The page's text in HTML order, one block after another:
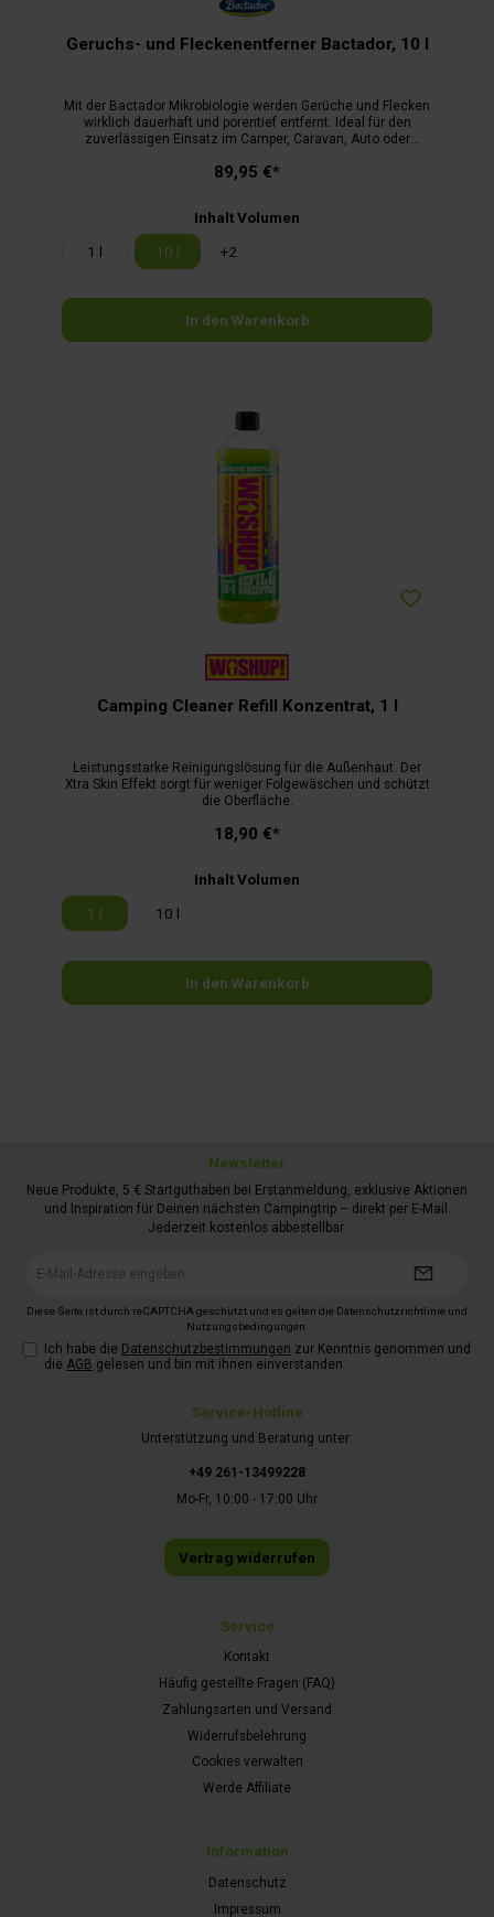
Geruchs- und Fleckenentferner Bactador, 10 l
Mit der Bactador Mikrobiologie werden Gerüche und Flecken
wirklich dauerhaft und porentief entfernt. Ideal für den
zuverlässigen Einsatz im Camper, Caravan, Auto oder
Geruchsentfernung durch natürliche Bactador
Reinigernangenehmer Frischeduftdermatologisch mit „Sehr
89,95 €*
Inhalt Volumen
1 l
10 l +2
In den Warenkorb
Camping Cleaner Refill Konzentrat, 1 l
Leistungsstarke Reinigungslösung für die Außenhaut. Der
Xtra Skin Effekt sorgt für weniger Folgewäschen und schützt
die Oberfläche.
18,90 €*
Inhalt Volumen
1 l
10 l
In den Warenkorb
Service-Hotline
Unterstützung und Beratung unter:
+49 261-13499228
Mo-Fr, 10:00 - 17:00 Uhr
Vertrag widerrufen
Service
Kontakt
Häufig gestellte Fragen (FAQ)
Zahlungsarten und Versand
Widerrufsbelehrung
Cookies verwalten
Werde Affiliate
Information
Datenschutz
Impressum
Newsletter
Neue Produkte, 5 € Startguthaben bei Erstanmeldung, exklusive Aktionen
und Inspiration für Deinen nächsten Campingtrip – direkt per E-Mail.
Jederzeit kostenlos abbestellbar.
Diese Seite ist durch reCAPTCHA geschützt und es gelten die Datenschutzrichtlinie und
Nutzungsbedingungen
Ich habe die Datenschutzbestimmungen zur Kenntnis genommen und
die AGB gelesen und bin mit ihnen einverstanden.